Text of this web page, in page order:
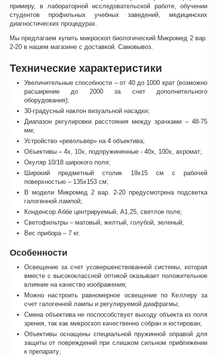
примеру, в лабораторной исследовательской работе, обучении
студентов профильных учебных заведений, медицинских
диагностических процедурах.
Мы предлагаем купить микроскоп биологический Микромед 2 вар.
2-20 в нашем магазине с доставкой. Самовывоз.
Технические характеристики
Увеличительные способности – от 40 до 1000 крат (возможно
расширение до 2000 за счет дополнительного
оборудования);
30-градусный наклон визуальной насадки;
Диапазон регулировки расстояния между зрачками – 48-75
мм;
Устройство «револьвер» на 4 объектива;
Объективы – 4х, 10х, подпружиненные - 40х, 100х, ахромат;
Окуляр 10/18 широкого поля;
Широкий предметный столик 19х15 см с рабочей
поверхностью – 135х153 см;
В модели Микромед 2 вар. 2-20 предусмотрена подсветка
галогенной лампой;
Конденсор Аббе центрируемый, А1,25, светлое поле;
Светофильтры – матовый, желтый, голубой, зеленый;
Вес прибора – 7 кг.
Особенности
Освещение за счет усовершенствованной системы, которая
вместе с высококлассной оптикой оказывает положительное
влияние на качество изображения;
Можно настроить равномерное освещение по Келлеру за
счет галогенной лампы и регулируемой диафрагмы;
Смена объектива не поспособствует выходу объекта из поля
зрения, так как микроскоп качественно собран и юстирован;
Объективы оснащены специальной пружинной оправой для
защиты от повреждений при слишком сильном приближении
к препарату;